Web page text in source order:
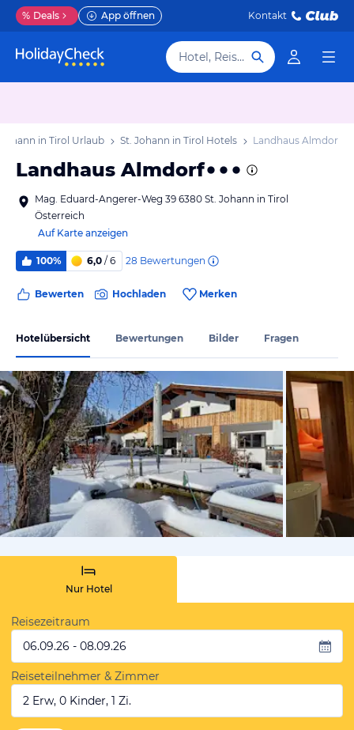
% Deals App öffnen Kontakt
Hotel, Reiseziel
in Tirol Urlaub St. Johann in Tirol Hotels Landhaus Almdorf
Landhaus Almdorf
Mag. Eduard-Angerer-Weg 39 6380 St. Johann in Tirol
Österreich
Auf Karte anzeigen
100% 6,0 / 6 28 Bewertungen
Bewerten Hochladen Merken
Hotelübersicht Bewertungen Bilder Fragen
von
Nur Hotel
Reisezeitraum
06.09.26 - 08.09.26
Reiseteilnehmer & Zimmer
2 Erw, 0 Kinder, 1 Zi.